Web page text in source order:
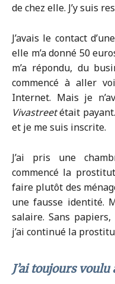
de chez elle. J’y suis
J’avais le contact
elle m’a donné 50
m’a répondu, du
commencé à aller
Internet. Mais je
Vivastreetétait payant.
et je me suis inscrite.
J’ai pris une
commencé la
faire plutôt des
une fausse identité.
salaire. Sans
j’ai continué la
J’ai toujours